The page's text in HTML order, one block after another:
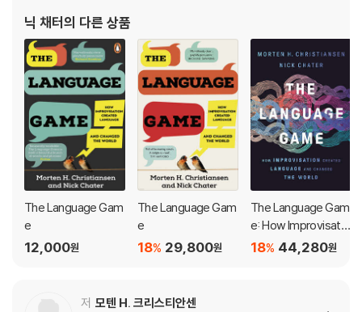
homsky and Pinker) The Language Game shows how people l
earn to talk not by acquiring fixed meanings and rules, but by
picking up, reusing, and recombining countless linguistic frag
ments in novel ways.
Drawing on entertaining and persuasive examples from acros
s the world the book explains:
· How our short-lived memory copes with the on-rushing delu
ge of sound that is everyday speech.
· Why it is that language is such a challenge for language scien
tists but learnt effortlessly by toddlers.
· Why humans have language, but chimps don't.
력(Empiricism and Langu
닉 채터의 다른 상품
The Language Gam
e
12,000원
The Language Gam
e
29,800원
18%
The Language Gam
e: How Improvisatio
n Created Languag
44,280원
18%
저 모텐 H. 크리스티안센